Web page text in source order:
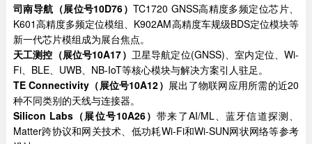
司南导航 （展位号10D76）TC1720 GNSS高精度多频定位芯片、
K601高精度多频定位模组、K902AM高精度车规级BDS定位模块等
新一代芯片模组成为展台焦点。
天工测控（展位号10A17） 卫星导航定位(GNSS)、室内定位、Wi-
Fi、BLE、UWB、NB-IoT等核心模块与解决方案引人驻足。
TE Connectivity （展位号10A12） 展出了物联网应用所需的近20
种不同类别的天线与连接器。
Silicon Labs （展位号10A26）带来了AI/ML、蓝牙信道探测、
Matter跨协议和网关技术、低功耗Wi-Fi和Wi-SUN网状网络等参考